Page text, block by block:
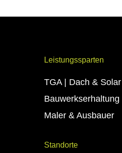
Leistungssparten
TGA | Dach & Solar
Bauwerkserhaltung
Maler & Ausbauer
Standorte